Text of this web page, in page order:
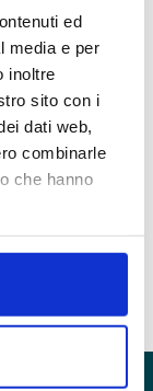
ed
media e per
inoltre
sito con i
dati web,
combinarle
che hanno